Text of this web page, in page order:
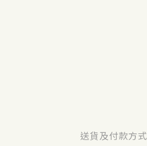
送貨及付款方式